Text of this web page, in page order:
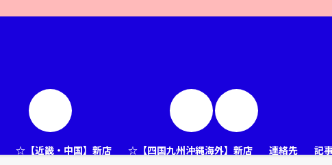
☆【近畿・中国】新店 ☆【四国九州沖縄海外】新店 連絡先 記